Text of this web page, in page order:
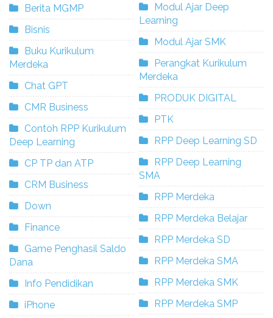
Berita MGMP
Bisnis
Buku Kurikulum
Merdeka
Chat GPT
CMR Business
Contoh RPP Kurikulum
Deep Learning
CP TP dan ATP
CRM Business
Down
Finance
Game Penghasil Saldo
Dana
Info Pendidikan
iPhone
Modul Ajar Deep
Learning
Modul Ajar SMK
Perangkat Kurikulum
Merdeka
PRODUK DIGITAL
PTK
RPP Deep Learning SD
RPP Deep Learning
SMA
RPP Merdeka
RPP Merdeka Belajar
RPP Merdeka SD
RPP Merdeka SMA
RPP Merdeka SMK
RPP Merdeka SMP